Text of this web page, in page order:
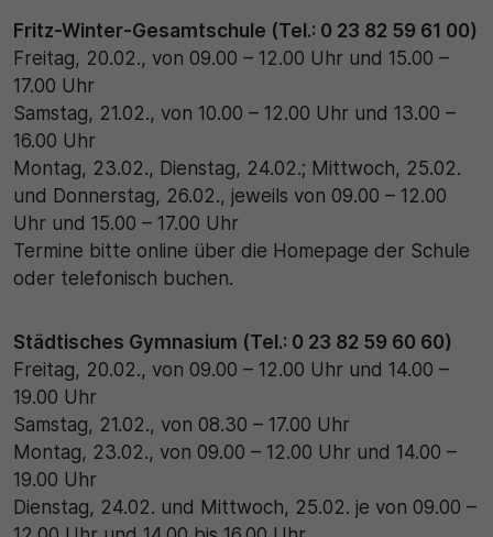
Fritz-Winter-Gesamtschule (Tel.: 0 23 82 59 61 00)
Freitag, 20.02., von 09.00 – 12.00 Uhr und 15.00 –
17.00 Uhr
Samstag, 21.02., von 10.00 – 12.00 Uhr und 13.00 –
16.00 Uhr
Montag, 23.02., Dienstag, 24.02.; Mittwoch, 25.02.
und Donnerstag, 26.02., jeweils von 09.00 – 12.00
Uhr und 15.00 – 17.00 Uhr
Termine bitte online über die Homepage der Schule
oder telefonisch buchen.
Städtisches Gymnasium (Tel.: 0 23 82 59 60 60)
Freitag, 20.02., von 09.00 – 12.00 Uhr und 14.00 –
19.00 Uhr
Samstag, 21.02., von 08.30 – 17.00 Uhr
Montag, 23.02., von 09.00 – 12.00 Uhr und 14.00 –
19.00 Uhr
Dienstag, 24.02. und Mittwoch, 25.02. je von 09.00 –
Laufzeit
30 Minuten
Zweck
Wird für statistische Zwecke verwendet, um
vorübergehende Daten des Besuchs zu speichern.